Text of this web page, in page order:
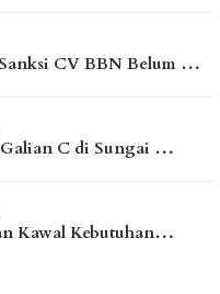
CV BBN Belum …
C di Sungai …
Kawal Kebutuhan…